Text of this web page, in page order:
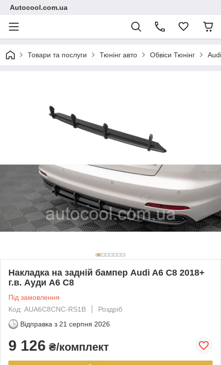
Autocool.com.ua
Товари та послуги Тюнінг авто Обвіси Тюнінг Audi
Накладка на задній бампер Audi A6 C8 2018+
г.в. Ауди А6 С8
Під замовлення
Код: AUA6C8CNC-RS1B
Роздріб
Відправка з 21 серпня 2026
9 126 ₴/комплект